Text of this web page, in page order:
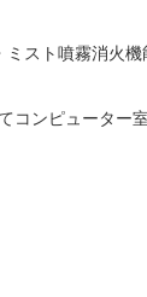
ミスト噴霧消火機
コンピューター